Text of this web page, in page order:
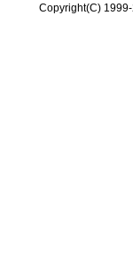
Copyright(C)